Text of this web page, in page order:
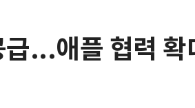
...애플 협력 확